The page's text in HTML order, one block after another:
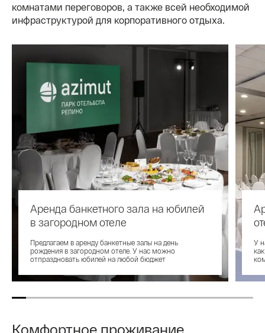
комнатами переговоров, а также всей необходимой
инфраструктурой для корпоративного отдыха.
Аренда банкетного зала на юбилей
в загородном отеле
Предлагаем в аренду банкетные залы на день
рождения в загородном отеле. У нас можно
отпраздновать юбилей на любой бюджет
У
Комфортное проживание